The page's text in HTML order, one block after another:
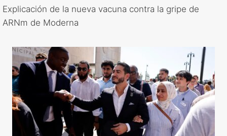
Explicación de la nueva vacuna contra la gripe de
ARNm de Moderna